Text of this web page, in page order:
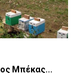
Μπέκας...